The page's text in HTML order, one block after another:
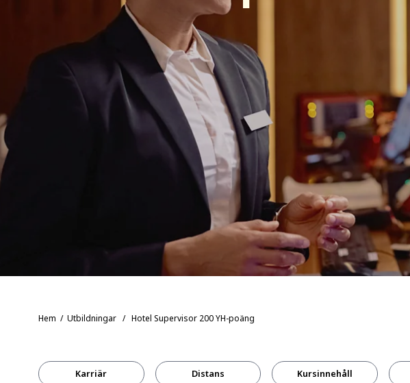
Hem / Utbildningar / Hotel Supervisor 200 YH-poäng
Karriär Distans Kursinnehåll